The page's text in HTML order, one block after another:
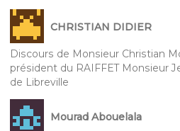
CHRISTIAN DIDIER
Discours de Monsieur Christian
président du RAIFFET Monsieur
de Libreville
Mourad Abouelala